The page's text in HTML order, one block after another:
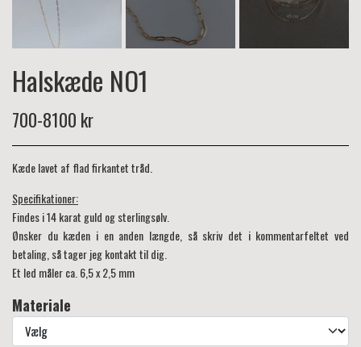
Halskæde NO1
700-8100 kr
Kæde lavet af flad firkantet tråd.
Specifikationer:
Findes i 14 karat guld og sterlingsølv.
Ønsker du kæden i en anden længde, så skriv det i kommentarfeltet ved
betaling, så tager jeg kontakt til dig.
Et led måler ca. 6,5 x 2,5 mm
Materiale